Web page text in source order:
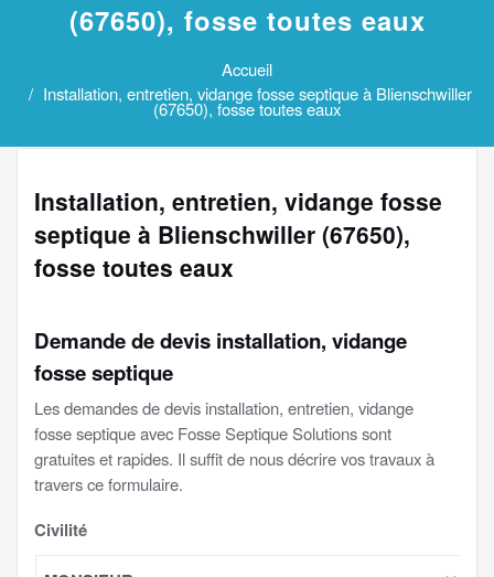
(67650), fosse toutes eaux
Accueil
Installation, entretien, vidange fosse septique à Blienschwiller
(67650), fosse toutes eaux
Installation, entretien, vidange fosse
septique à Blienschwiller (67650),
fosse toutes eaux
Demande de devis installation, vidange
fosse septique
Les demandes de devis installation, entretien, vidange
fosse septique avec Fosse Septique Solutions sont
gratuites et rapides. Il suffit de nous décrire vos travaux à
travers ce formulaire.
Civilité